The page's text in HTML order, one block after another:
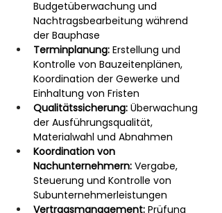
Budgetüberwachung und
Nachtragsbearbeitung während
der Bauphase
Terminplanung: Erstellung und
Kontrolle von Bauzeitenplänen,
Koordination der Gewerke und
Einhaltung von Fristen
Qualitätssicherung: Überwachung
der Ausführungsqualität,
Materialwahl und Abnahmen
Koordination von
Nachunternehmern: Vergabe,
Steuerung und Kontrolle von
Subunternehmerleistungen
Vertragsmanagement: Prüfung